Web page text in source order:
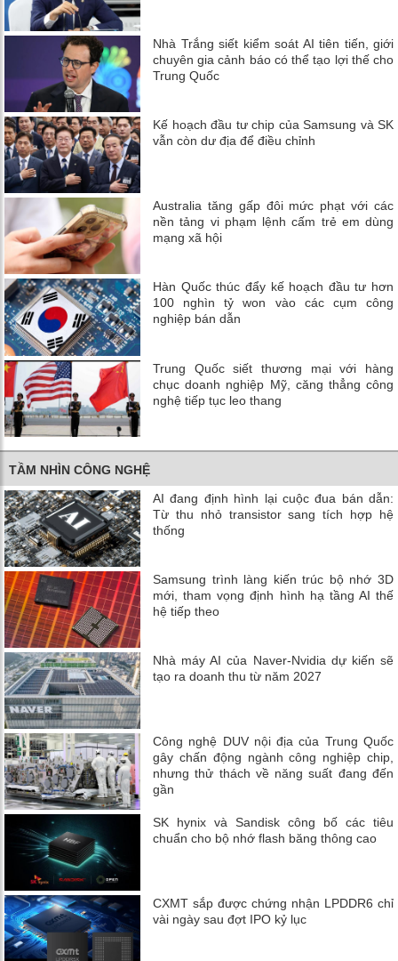
Nhà Trắng siết kiểm soát AI tiên tiến, giới
chuyên gia cảnh báo có thể tạo lợi thế cho
Trung Quốc
Kế hoạch đầu tư chip của Samsung và SK
vẫn còn dư địa để điều chỉnh
Australia tăng gấp đôi mức phạt với các
nền tảng vi phạm lệnh cấm trẻ em dùng
mạng xã hội
Hàn Quốc thúc đẩy kế hoạch đầu tư hơn
100 nghìn tỷ won vào các cụm công
nghiệp bán dẫn
Trung Quốc siết thương mại với hàng
chục doanh nghiệp Mỹ, căng thẳng công
nghệ tiếp tục leo thang
TẦM NHÌN CÔNG NGHỆ
AI đang định hình lại cuộc đua bán dẫn:
Từ thu nhỏ transistor sang tích hợp hệ
thống
Samsung trình làng kiến trúc bộ nhớ 3D
mới, tham vọng định hình hạ tầng AI thế
hệ tiếp theo
Nhà máy AI của Naver-Nvidia dự kiến ​​sẽ
tạo ra doanh thu từ năm 2027
Công nghệ DUV nội địa của Trung Quốc
gây chấn động ngành công nghiệp chip,
nhưng thử thách về năng suất đang đến
gần
SK hynix và Sandisk công bố các tiêu
chuẩn cho bộ nhớ flash băng thông cao
CXMT sắp được chứng nhận LPDDR6 chỉ
vài ngày sau đợt IPO kỷ lục